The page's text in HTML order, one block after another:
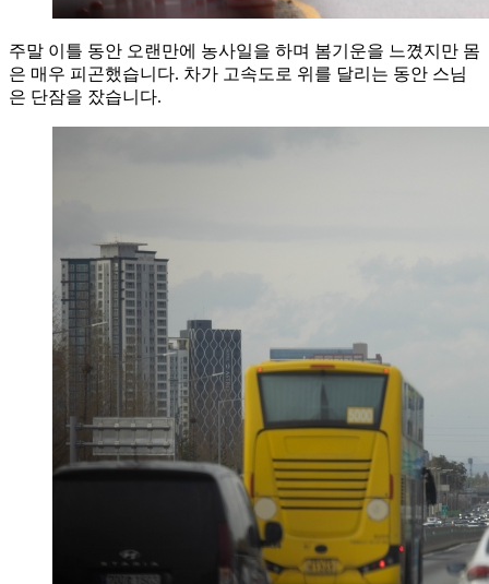
주말 이틀 동안 오랜만에 농사일을 하며 봄기운을 느꼈지만 몸
은 매우 피곤했습니다. 차가 고속도로 위를 달리는 동안 스님
은 단잠을 잤습니다.